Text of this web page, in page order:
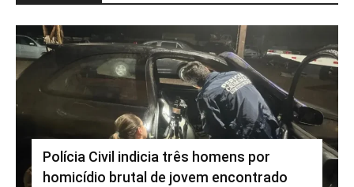
Polícia Civil indicia três homens por
homicídio brutal de jovem encontrado